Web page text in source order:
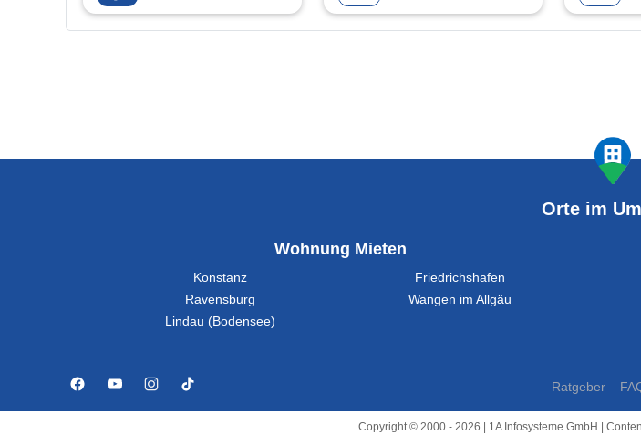
Orte im
Wohnung Mieten
Konstanz
Friedrichshafen
Ravensburg
Wangen im Allgäu
Lindau (Bodensee)
Ratgeber
Copyright © 2000 - 2026 | 1A Infosysteme GmbH |